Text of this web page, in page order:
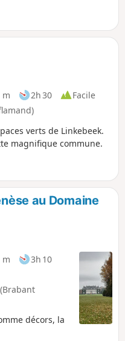
bleue et blanc
m 2h 30
Facile
verts de Linkebeek.
magnifique commune.
au Domaine
m
3h 10
décors, la